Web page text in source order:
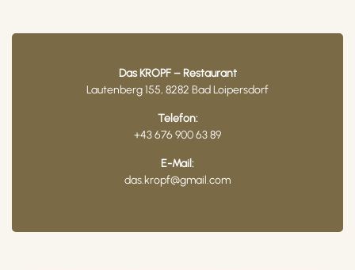
Das KROPF – Restaurant
Lautenberg 155, 8282 Bad Loipersdorf
Telefon:
+43 676 900 63 89
E-Mail:
das.kropf@gmail.com